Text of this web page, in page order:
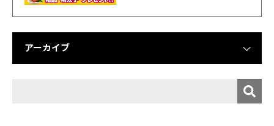
アーカイブ